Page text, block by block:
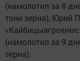
(намолотил за 8
тонн зерна), Юрий
(намолотил за 9
зерна).